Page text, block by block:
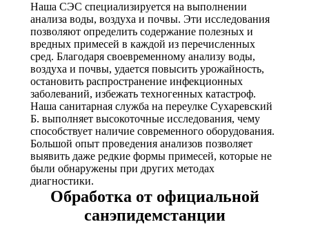
Наша СЭС специализируется на выполнении
анализа воды, воздуха и почвы. Эти исследования
позволяют определить содержание полезных и
вредных примесей в каждой из перечисленных
сред. Благодаря своевременному анализу воды,
воздуха и почвы, удается повысить урожайность,
остановить распространение инфекционных
заболеваний, избежать техногенных катастроф.
Наша санитарная служба на переулке Сухаревский
Б. выполняет высокоточные исследования, чему
способствует наличие современного оборудования.
Большой опыт проведения анализов позволяет
выявить даже редкие формы примесей, которые не
были обнаружены при других методах
диагностики.
Обработка от официальной
санэпидемстанции